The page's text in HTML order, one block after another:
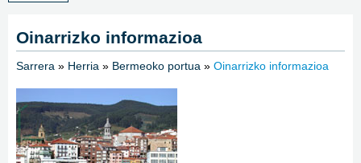
Oinarrizko informazioa
Sarrera » Herria » Bermeoko portua » Oinarrizko informazioa